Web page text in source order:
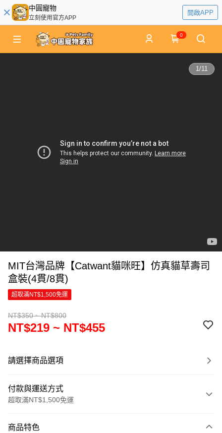
中圓寵物
立刻使用官方APP
開啟APP
0
1/11
MIT台灣品牌【Catwant貓咪旺】仿真貓草壽司
盒裝(4貫/8貫)
超取滿NT$1,500免運
NT$350 ~ NT$800
NT$219 ~ NT$455
請選擇商品選項
付款與運送方式
超取滿NT$1,500免運
商品特色